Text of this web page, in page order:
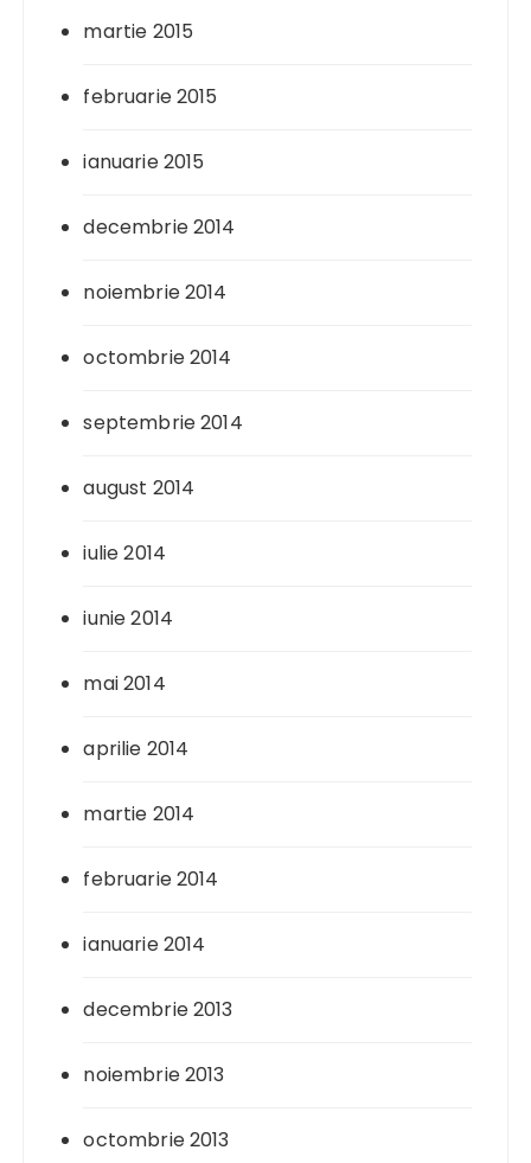
martie 2015
februarie 2015
ianuarie 2015
decembrie 2014
noiembrie 2014
octombrie 2014
septembrie 2014
august 2014
iulie 2014
iunie 2014
mai 2014
aprilie 2014
martie 2014
februarie 2014
ianuarie 2014
decembrie 2013
noiembrie 2013
octombrie 2013